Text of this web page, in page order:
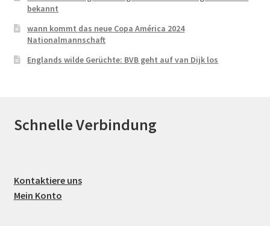
bekannt
wann kommt das neue Copa América 2024
Nationalmannschaft
Englands wilde Gerüchte: BVB geht auf van Dijk los
Schnelle Verbindung
Kontaktiere uns
Mein Konto